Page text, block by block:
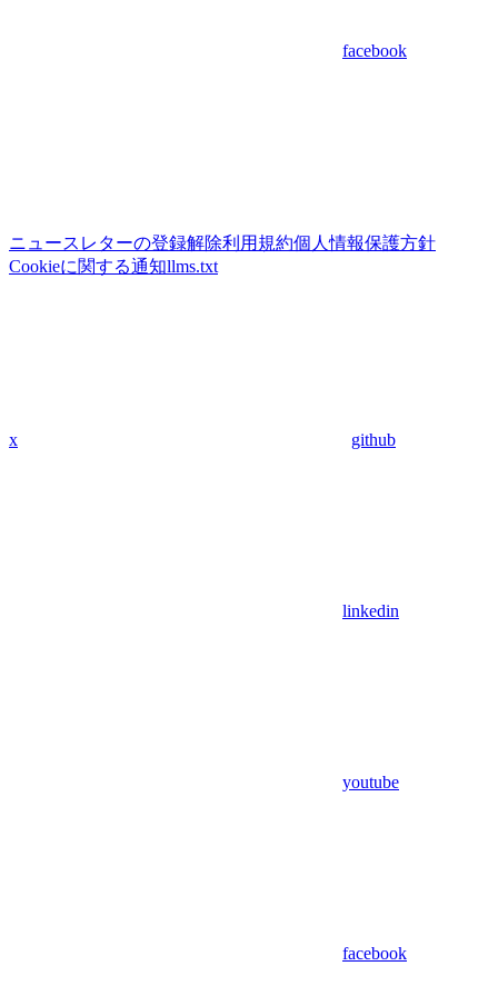
facebook
ニュースレターの登録解除利用規約個人情報保護方針
Cookieに関する通知llms.txt
x github
linkedin
youtube
facebook